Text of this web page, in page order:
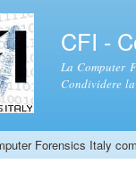
CFI -
La Computer
Condividere
Forensics Italy